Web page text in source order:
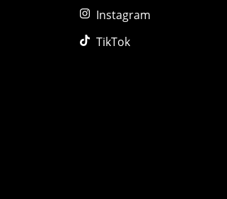
Instagram
TikTok